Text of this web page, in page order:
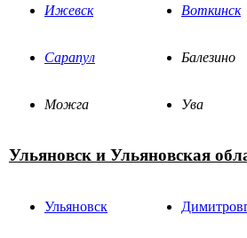
Ижевск Воткинск
Сарапул Балезино
Можга Ува
Ульяновск и Ульяновская
Ульяновск